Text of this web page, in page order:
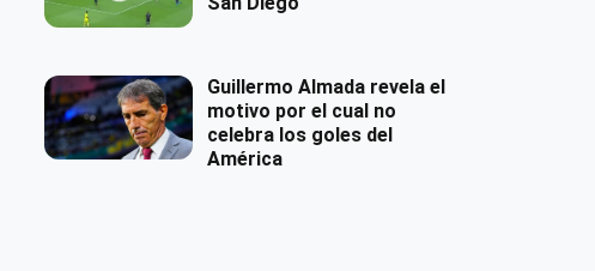
Guillermo Almada revela el
motivo por el cual no
celebra los goles del
América